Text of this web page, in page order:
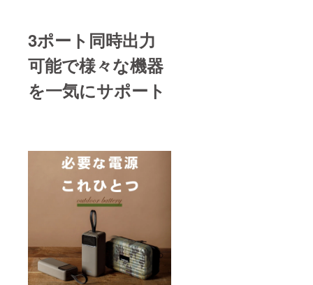
3ポート同時出力
可能で様々な機器
を一気にサポート